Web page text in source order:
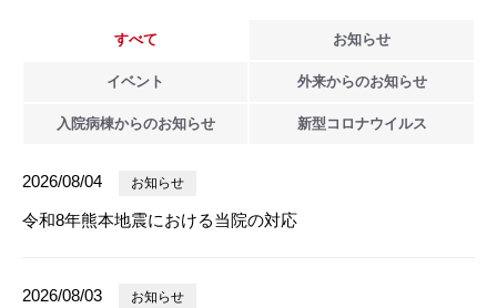
すべて お知らせ
イベント 外来からのお知らせ
入院病棟からのお知らせ 新型 コロナウイルス
2026/08/04 お知らせ
令和8年熊本地震における当院の対応
2026/08/03 お知らせ